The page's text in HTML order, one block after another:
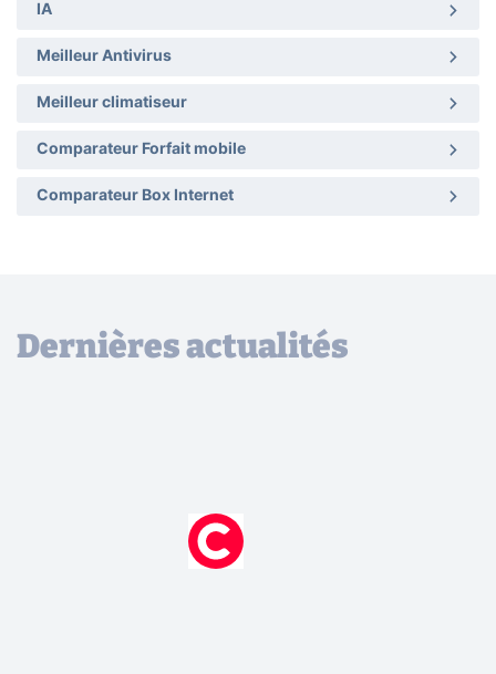
IA
Meilleur Antivirus
Meilleur climatiseur
Comparateur Forfait mobile
Comparateur Box Internet
Dernières actualités